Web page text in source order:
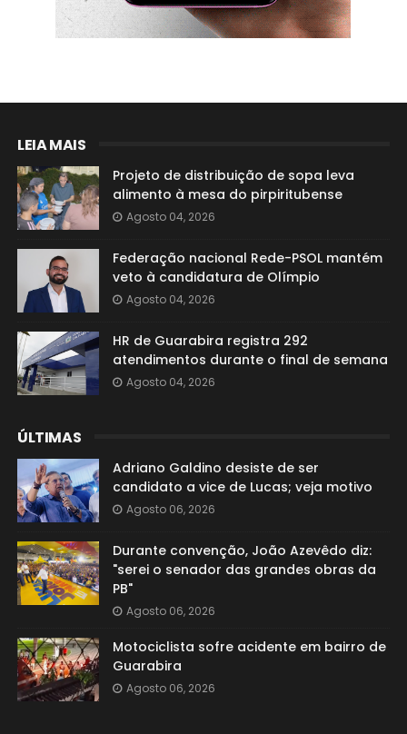
LEIA MAIS
Projeto de distribuição de sopa leva
alimento à mesa do pirpiritubense
Agosto 04, 2026
Federação nacional Rede-PSOL mantém
veto à candidatura de Olímpio
Agosto 04, 2026
HR de Guarabira registra 292
atendimentos durante o final de semana
Agosto 04, 2026
ÚLTIMAS
Adriano Galdino desiste de ser
candidato a vice de Lucas; veja motivo
Agosto 06, 2026
Durante convenção, João Azevêdo diz:
"serei o senador das grandes obras da
PB"
Agosto 06, 2026
Motociclista sofre acidente em bairro de
Guarabira
Agosto 06, 2026